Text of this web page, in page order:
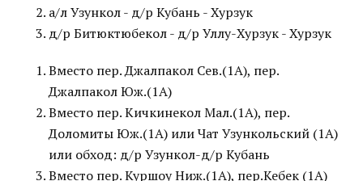
а/л Узункол - д/р Кубань - Хурзук
д/р Битюктюбекол - д/р Уллу-Хурзук - Хурзук
Вместо пер. Джалпакол Сев.(1А), пер.
Джалпакол Юж.(1А)
Вместо пер. Кичкинекол Мал.(1А), пер.
Доломиты Юж.(1А) или Чат Узункольский (1А)
или обход: д/р Узункол-д/р Кубань
Вместо пер. Куршоу Ниж.(1А), пер.Кебек (1А)